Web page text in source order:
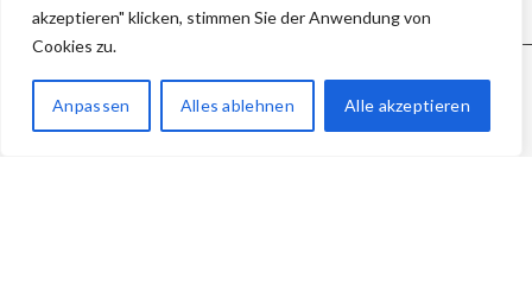
akzeptieren" klicken, stimmen Sie der Anwendung von
Cookies zu.
Anpassen Alles ablehnen Alle akzeptieren